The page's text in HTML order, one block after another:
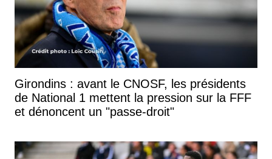
Girondins : avant le CNOSF, les présidents
de National 1 mettent la pression sur la FFF
et dénoncent un "passe-droit"